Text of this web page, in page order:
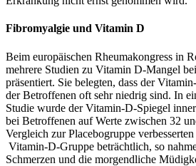
Fibromyalgie und Vitamin D
Beim europäischen Rheumakongress in
mehrere Studien zu Vitamin D-Mangel
präsentiert. Sie belegten, dass der
der Betroffenen oft sehr niedrig sind. In
Studie wurde der Vitamin-D-Spiegel
bei Betroffenen auf Werte zwischen 32
Vergleich zur Placebogruppe
Vitamin-D-Gruppe beträchtlich, so
Schmerzen und die morgendliche